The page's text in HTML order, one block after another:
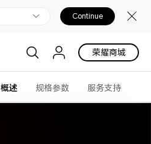
Continue
荣耀商城
概述 规格参数 服务支持